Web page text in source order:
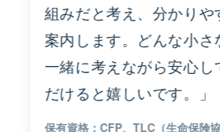
組みだと考え、分かりや
案内します。どんな小さ
一緒に考えながら安心し
だけると嬉しいです。」
CFP、TLC（生命保険